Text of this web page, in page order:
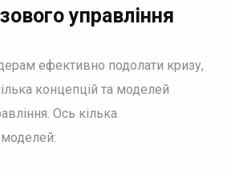
управління
ефективно подолати кризу,
концепцій та моделей
Ось кілька